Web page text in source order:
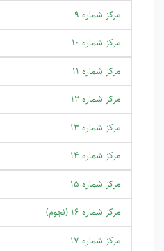
مرکز شماره 9
مرکز شماره 10
مرکز شماره 11
مرکز شماره 12
مرکز شماره 13
مرکز شماره 14
مرکز شماره 15
مرکز شماره 16 (نجوم)
مرکز شماره 17